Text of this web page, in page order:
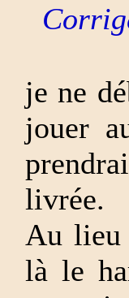
je ne
jouer
livrée.
Au lieu
là le